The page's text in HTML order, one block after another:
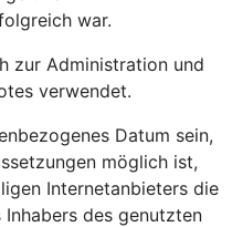
war.
zur Administration und
verwendet.
Datum sein,
möglich ist,
Internetanbieters die
des genutzten